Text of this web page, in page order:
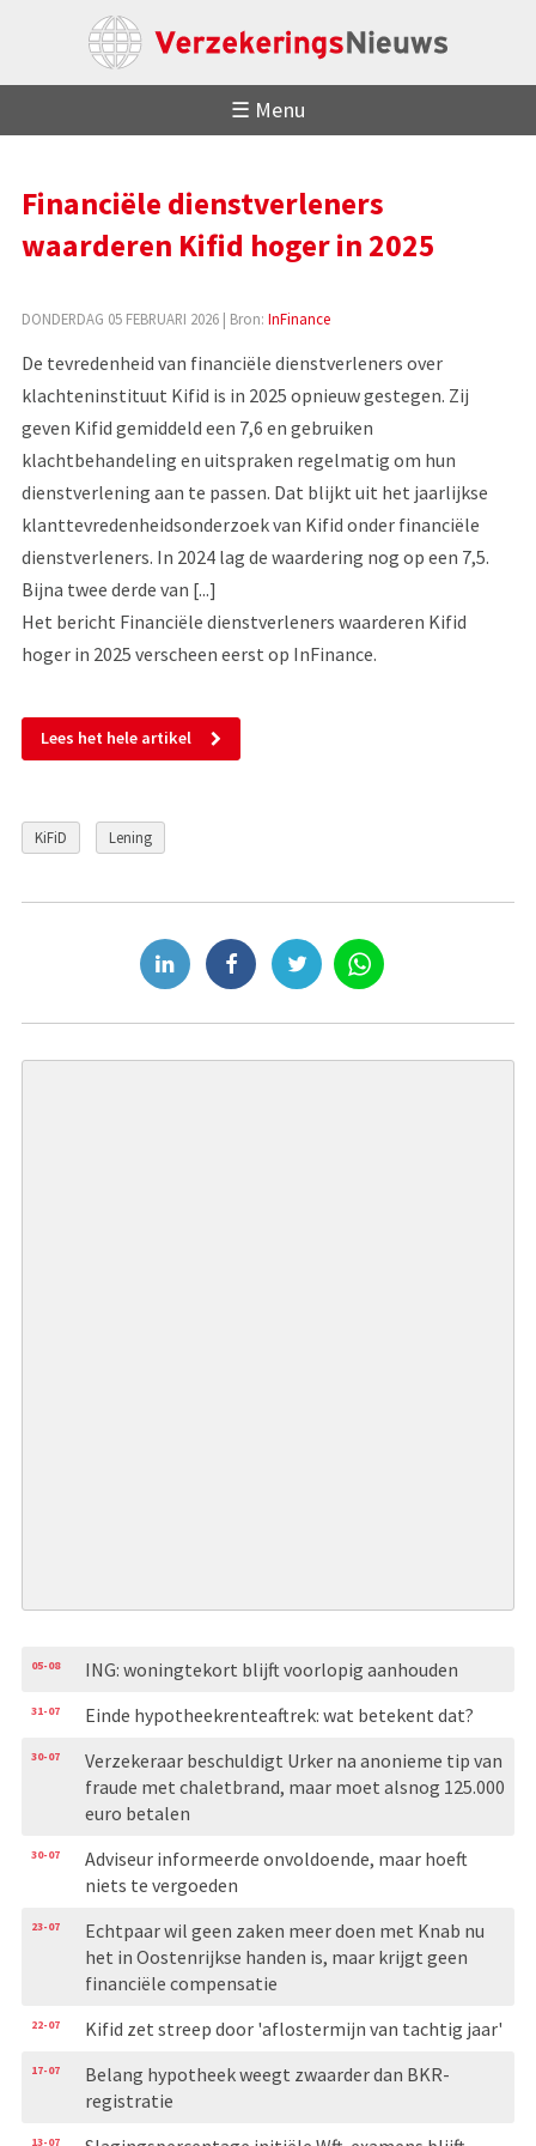
☰ Menu
Financiële dienstverleners
waarderen Kifid hoger in 2025
DONDERDAG 05 FEBRUARI 2026| Bron: InFinance
De tevredenheid van financiële dienstverleners over
klachteninstituut Kifid is in 2025 opnieuw gestegen. Zij
geven Kifid gemiddeld een 7,6 en gebruiken
klachtbehandeling en uitspraken regelmatig om hun
dienstverlening aan te passen. Dat blijkt uit het jaarlijkse
klanttevredenheidsonderzoek van Kifid onder financiële
dienstverleners. In 2024 lag de waardering nog op een 7,5.
Bijna twee derde van [...]
Het bericht Financiële dienstverleners waarderen Kifid
hoger in 2025 verscheen eerst op InFinance.
Lees het hele artikel
KiFiD Lening
05-08 ING: woningtekort blijft voorlopig aanhouden
31-07 Einde hypotheekrenteaftrek: wat betekent dat?
30-07
Verzekeraar beschuldigt Urker na anonieme tip van
fraude met chaletbrand, maar moet alsnog 125.000
euro betalen
30-07
Adviseur informeerde onvoldoende, maar hoeft
niets te vergoeden
23-07
Echtpaar wil geen zaken meer doen met Knab nu
het in Oostenrijkse handen is, maar krijgt geen
financiële compensatie
22-07 Kifid zet streep door 'aflostermijn van tachtig jaar'
17-07
Belang hypotheek weegt zwaarder dan BKR-
registratie
13-07